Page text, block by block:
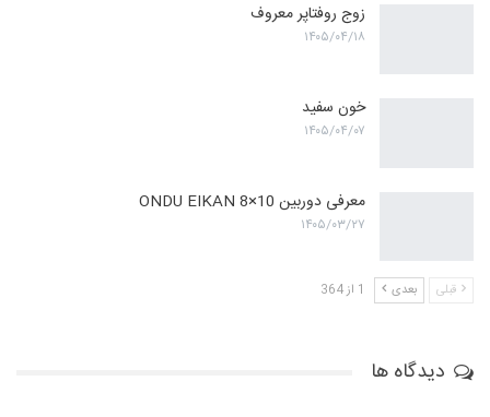
زوج روفتاپر معروف
۱۴۰۵/۰۴/۱۸
خون سفید
۱۴۰۵/۰۴/۰۷
معرفی دوربین ONDU EIKAN 8×10
۱۴۰۵/۰۳/۲۷
قبلی بعدی 1 از 364
دیدگاه ها